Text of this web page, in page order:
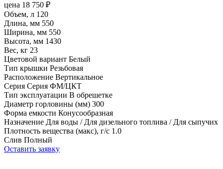
цена 18 750 ₽
Объем, л 120
Длина, мм 550
Ширина, мм 550
Высота, мм 1430
Вес, кг 23
Цветовой вариант Белый
Тип крышки Резьбовая
Расположение Вертикальное
Серия Серия ФМ/ЦКТ
Тип эксплуатации В обрешетке
Диаметр горловины (мм) 300
Форма емкости Конусообразная
Назначение Для воды / Для дизельного топлива / Для сыпучих
Плотность вещества (макс), г/с 1.0
Слив Полный
Оставить заявку